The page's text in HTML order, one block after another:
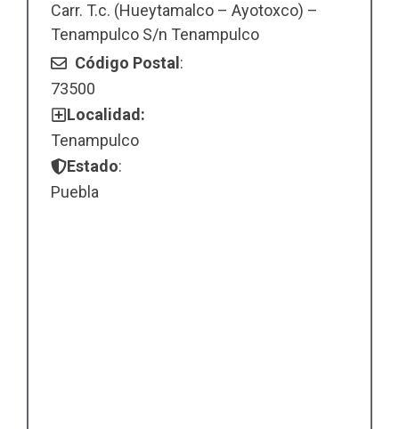
Carr. T.c. (Hueytamalco – Ayotoxco) –
Tenampulco S/n Tenampulco
Código Postal :
73500
Localidad:
Tenampulco
Estado:
Puebla